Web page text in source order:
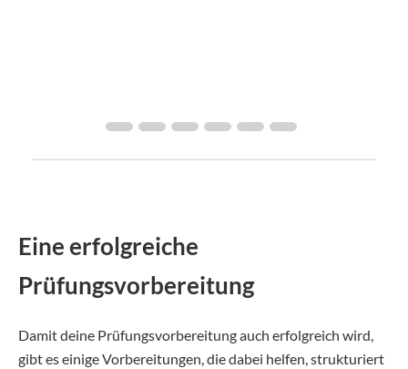
Eine erfolgreiche
Prüfungsvorbereitung
Damit deine Prüfungsvorbereitung auch erfolgreich wird,
gibt es einige Vorbereitungen, die dabei helfen, strukturiert